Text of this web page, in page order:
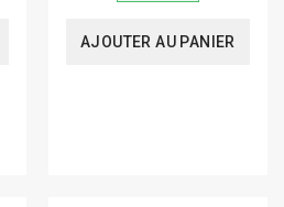
AJOUTER AU PANIER